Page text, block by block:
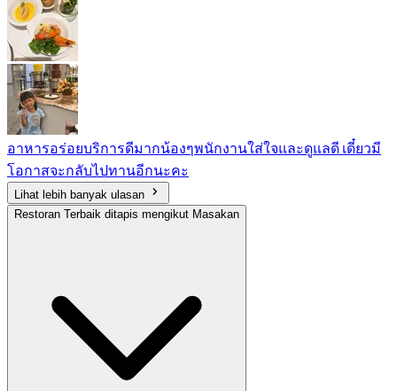
อาหารอร่อยบริการดีมากน้องๆพนักงานใส่ใจและดูแลดี เดี๋ยวมี
โอกาสจะกลับไปทานอีกนะคะ
Lihat lebih banyak ulasan
Restoran Terbaik ditapis mengikut Masakan